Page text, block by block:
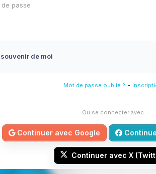
de moi
Mot de passe oublié ? -
Ou se connecter avec
Continuer avec Google
Continuer avec X